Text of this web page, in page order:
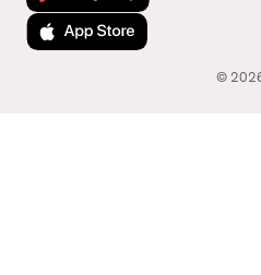
Laden im App Store
©